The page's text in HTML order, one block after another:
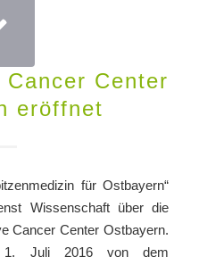
Cancer Center
eröffnet
für Ostbayern“
Wissenschaft über die
Cancer Center Ostbayern.
Juli 2016 von dem